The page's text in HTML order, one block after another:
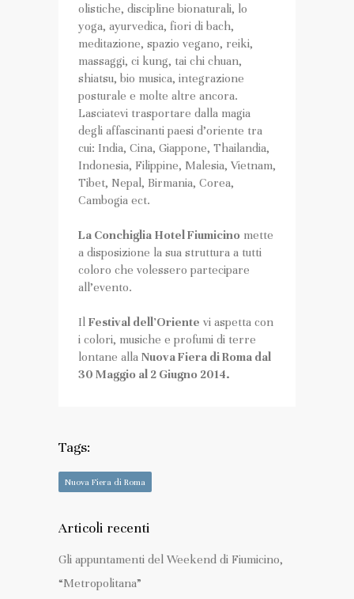
olistiche, discipline bionaturali, lo
yoga, ayurvedica, fiori di bach,
meditazione, spazio vegano, reiki,
massaggi, ci kung, tai chi chuan,
shiatsu, bio musica, integrazione
posturale e molte altre ancora.
Lasciatevi trasportare dalla magia
degli affascinanti paesi d’oriente tra
cui: India, Cina, Giappone, Thailandia,
Indonesia, Filippine, Malesia, Vietnam,
Tibet, Nepal, Birmania, Corea,
Cambogia ect.
La Conchiglia Hotel Fiumicino mette
a disposizione la sua struttura a tutti
coloro che volessero partecipare
all’evento.
Il Festival dell’Oriente vi aspetta con
i colori, musiche e profumi di terre
lontane alla Nuova Fiera di Roma dal
30 Maggio al 2 Giugno 2014.
Tags:
Nuova Fiera di Roma
Articoli recenti
Gli appuntamenti del Weekend di Fiumicino,
“Metropolitana”